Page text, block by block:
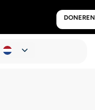
DONEREN